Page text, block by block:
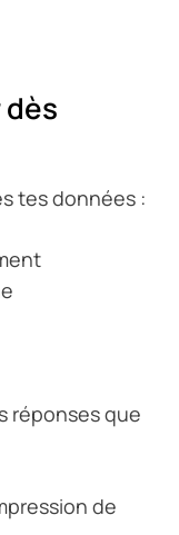
tes données :
réponses que
de